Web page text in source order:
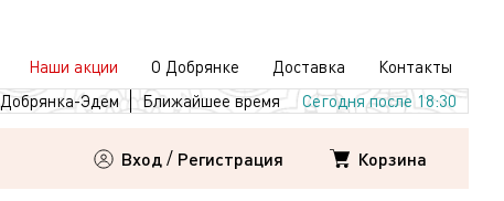
Наши акции О Добрянке Доставка Контакты
Добрянка-Эдем Ближайшее время Сегодня после 18:30
Вход / Регистрация Корзина